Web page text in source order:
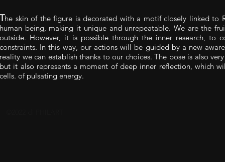
The skin of the figure is decorated with a motif closely linked to
human being, making it unique and unrepeatable. We are the
outside. However, it is possible through the inner research,
constraints. In this way, our actions will be guided by a new
reality we can establish thanks to our choices. The pose is also
but it also represents a moment of deep inner reflection, which
cells. of pulsating energy.